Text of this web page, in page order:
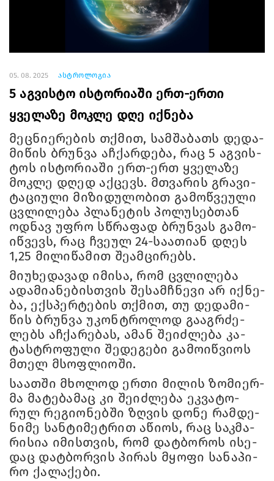
05. 08. 2025 ასტროლოგია
5 აგვისტო ისტორიაში ერთ-ერთი
ყველაზე მოკლე დღე იქნება
მეც­ნი­ე­რე­ბის თქმით, სამ­შა­ბათს დე­და­
მი­წის ბრუნ­ვა აჩ­ქარ­დე­ბა, რაც 5 აგ­ვის­
ტოს ის­ტო­რი­ა­ში ერთ-ერთ ყვე­ლა­ზე
მოკ­ლე დღედ აქ­ცევს. მთვა­რის გრა­ვი­
ტა­ცი­უ­ლი მი­ზი­დუ­ლო­ბით გა­მოწ­ვე­უ­ლი
ცვლი­ლე­ბა პლა­ნე­ტის პო­ლუ­სებ­თან
ოდ­ნავ უფრო სწრა­ფად ბრუნ­ვას გა­მო­
იწ­ვევს, რაც ჩვე­ულ 24-სა­ა­თი­ან დღეს
1,25 მი­ლი­წა­მით შე­ამ­ცი­რებს.
მი­უ­ხე­და­ვად იმი­სა, რომ ცვლი­ლე­ბა
ადა­მი­ა­ნე­ბის­თვის შე­სამ­ჩნე­ვი არ იქ­ნე­
ბა, ექ­სპერ­ტე­ბის თქმით, თუ დე­და­მი­
წის ბრუნ­ვა უკონ­ტრო­ლოდ გა­აგ­რძე­
ლებს აჩ­ქა­რე­ბას, ამან შე­იძ­ლე­ბა კა­
ტას­ტრო­ფუ­ლი შე­დე­გე­ბი გა­მო­იწ­ვი­ოს
მთელ მსოფ­ლი­ო­ში.
სა­ათ­ში მხო­ლოდ ერთი მი­ლის ზო­მი­ერ­
მა მა­ტე­ბა­მაც კი შე­იძ­ლე­ბა ეკ­ვა­ტო­
რულ რე­გი­ო­ნებ­ში ზღვის დონე რამ­დე­
ნი­მე სან­ტი­მეტ­რით აწი­ოს, რაც საკ­მა­
რი­სია იმის­თვის, რომ დატ­ბო­როს ისე­
დაც დატ­ბორ­ვის პი­რას მყო­ფი სა­ნა­პი­
რო ქა­ლა­ქე­ბი.